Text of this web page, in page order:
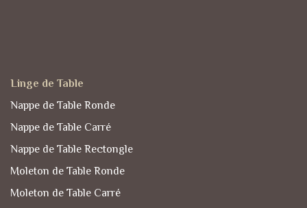
Linge de Table
Nappe de Table Ronde
Nappe de Table Carré
Nappe de Table Rectongle
Moleton de Table Ronde
Moleton de Table Carré